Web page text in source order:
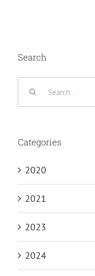
Search
Categories
2020
2021
2023
2024